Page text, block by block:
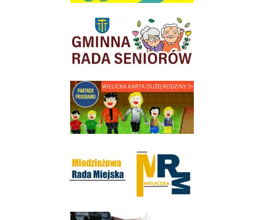
link do strony Gminnej Rady Seniorow - Wieliczka
link do strony - Wielicka Karta Dużej Rodziny
link do strony Wielickiej Spółki Transportowej